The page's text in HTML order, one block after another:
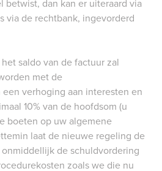
betwist, dan kan er uiteraard via
via de rechtbank, ingevorderd
saldo van de factuur zal
met de
verhoging aan interesten en
10% van de hoofdsom (u
boeten op uw algemene
laat de nieuwe regeling de
de schuldvordering
zoals we die nu